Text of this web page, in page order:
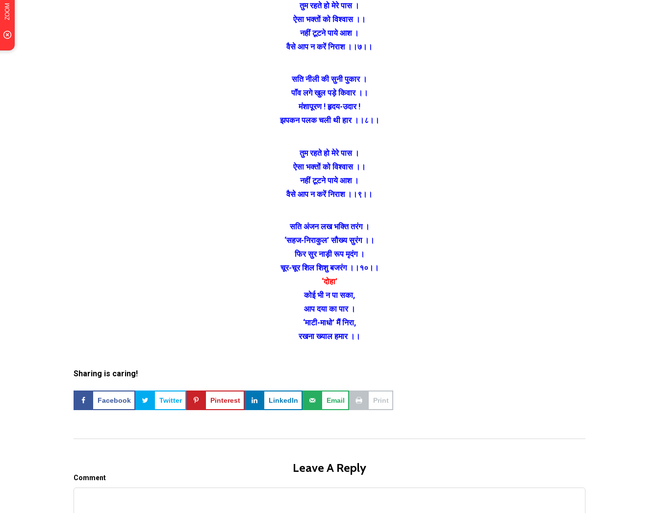
तुम रहते हो मेरे पास ।
ऐसा भक्तों को विश्वास ।।
नहीं टूटने पाये आश ।
वैसे आप न करें निराश ।।७।।
सति नीली की सुनी पुकार ।
पाॅंव लगे खुल पड़े किवार ।।
मंशापूरण ! हृदय-उदार !
झपकन पलक चली थी हार ।।८।।
तुम रहते हो मेरे पास ।
ऐसा भक्तों को विश्वास ।।
नहीं टूटने पाये आश ।
वैसे आप न करें निराश ।।९।।
सति अंजन लख भक्ति तरंग ।
‘सहज-निराकुल’ सौख्य सुरंग ।।
फिर सुर नाड़ी रूप मृदंग ।
चूर-चूर शिल शिशु बजरंग ।।१०।।
‘दोहा’
कोई भी न पा सका,
आप दया का पार ।
‘माटी-माधो’ मैं निरा,
रखना ख्याल हमार ।।
Sharing is caring!
Facebook Twitter Pinterest LinkedIn Email Print
Leave A Reply
Comment